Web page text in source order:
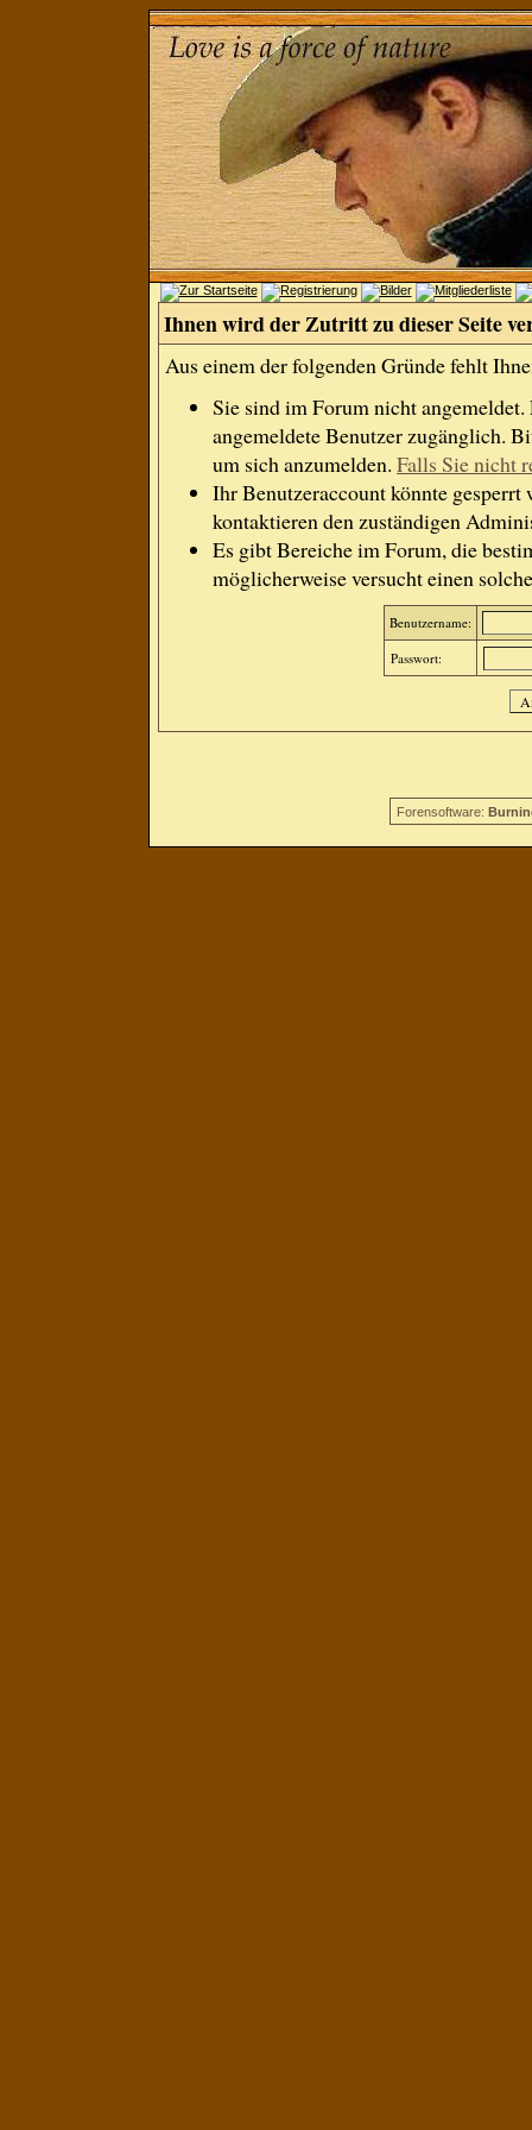
Ihnen wird der Zutritt zu dieser Seite
Aus einem der folgenden Gründe fehlt
Sie sind im Forum nicht
angemeldete Benutzer zugänglich.
um sich anzumelden. Falls Sie nicht
Ihr Benutzeraccount könnte gesperrt
kontaktieren den zuständigen
Es gibt Bereiche im Forum, die
möglicherweise versucht einen
Benutzername:
Passwort:
Forensoftware: